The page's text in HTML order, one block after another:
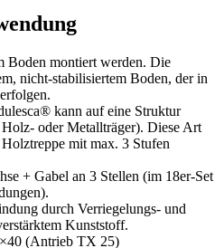
Boden montiert werden. Die
nicht-stabilisiertem Boden, der in
kann auf eine Struktur
oder Metallträger). Diese Art
mit max. 3 Stufen
+ Gabel an 3 Stellen (im 18er-Set
durch Verriegelungs- und
Kunststoff.
(Antrieb TX 25)